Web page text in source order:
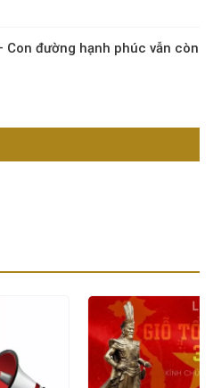
Con đường hạnh phúc vẫn còn